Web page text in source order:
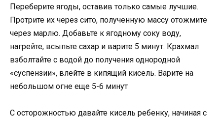
Переберите ягоды, оставив только самые лучшие.
Протрите их через сито, полученную массу отожмите
через марлю. Добавьте к ягодному соку воду,
нагрейте, всыпьте сахар и варите 5 минут. Крахмал
взболтайте с водой до получения однородной
«суспензии», влейте в кипящий кисель. Варите на
небольшом огне еще 5-6 минут
С осторожностью давайте кисель ребенку, начиная с